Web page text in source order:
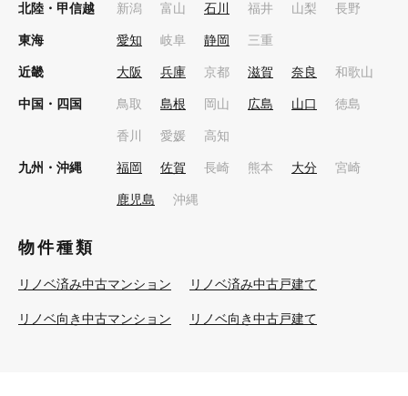
北陸・甲信越 新潟 富山 石川 福井 山梨 長野
東海 愛知 岐阜 静岡 三重
近畿 大阪 兵庫 京都 滋賀 奈良 和歌山
中国・四国 鳥取 島根 岡山 広島 山口 徳島
香川 愛媛 高知
九州・沖縄 福岡 佐賀 長崎 熊本 大分 宮崎
鹿児島 沖縄
物件種類
リノベ済み中古マンション リノベ済み中古戸建て
リノベ向き中古マンション リノベ向き中古戸建て